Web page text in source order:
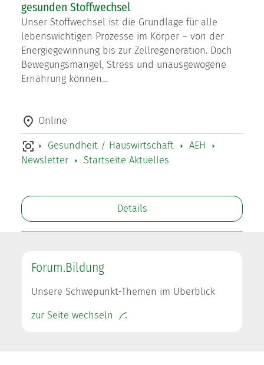
gesunden Stoffwechsel
Unser Stoffwechsel ist die Grundlage für alle
lebenswichtigen Prozesse im Körper – von der
Energiegewinnung bis zur Zellregeneration. Doch
Bewegungsmangel, Stress und unausgewogene
Ernährung können…
Online
Gesundheit / Hauswirtschaft
AEH
Newsletter
Startseite Aktuelles
Details
Forum.Bildung
Unsere Schwepunkt-Themen im Überblick
zur Seite wechseln